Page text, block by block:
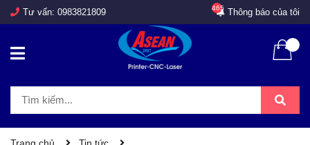
Tư vấn: 0983821809 Thông báo của tôi
465